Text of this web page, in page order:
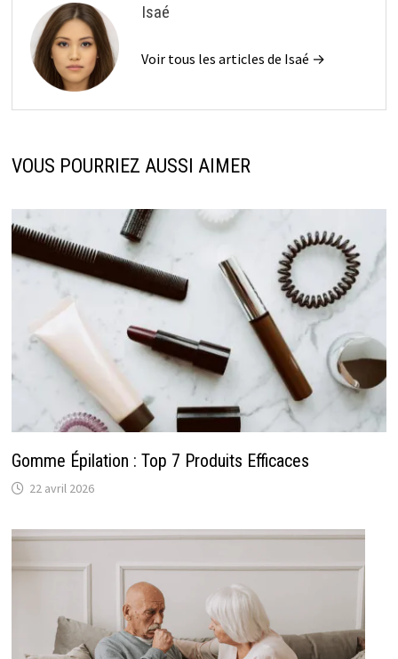
Isaé
Voir tous les articles de Isaé →
VOUS POURRIEZ AUSSI AIMER
Gomme Épilation : Top 7 Produits Efficaces
22 avril 2026